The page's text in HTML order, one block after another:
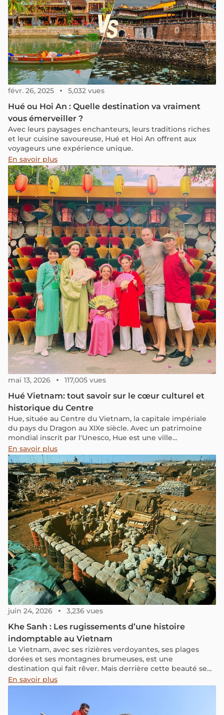
et tous les conseils pratiques pour organiser votre séjour
facilement.
févr. 26, 2025 5,032 vues
Hué ou Hoi An : Quelle destination va vraiment
vous émerveiller ?
Avec leurs paysages enchanteurs, leurs traditions riches
et leur cuisine savoureuse, Hué et Hoi An offrent aux
voyageurs une expérience unique.
En savoir plus
mai 13, 2026 117,005 vues
Hué Vietnam: tout savoir sur le cœur culturel et
historique du Centre
Hue, située au Centre du Vietnam, la capitale impériale
du pays du Dragon au XIXe siècle. Avec un patrimoine
mondial inscrit par l'Unesco, Hue est une ville
exceptionnelle sur le plan culturel, historique et
architectural. Découvrez avec nous les meilleurs sites
incontournables ainsi que toutes les informations
pratiques pour profiter pleinement de votre voyage au
Centre du Vietnam.
En savoir plus
juin 24, 2026 3,236 vues
Khe Sanh : Les rugissements d’une histoire
indomptable au Vietnam
Le Vietnam, avec ses rizières verdoyantes, ses plages
dorées et ses montagnes brumeuses, est une
destination qui fait rêver. Mais derrière cette beauté se
cache une histoire de lutte et de courage, gravée dans
les mémoires par des lieux comme la base de combat de
En savoir plus